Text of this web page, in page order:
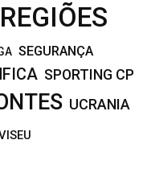
REGIÕES
SEGURANÇA
SPORTING CP
UCRANIA